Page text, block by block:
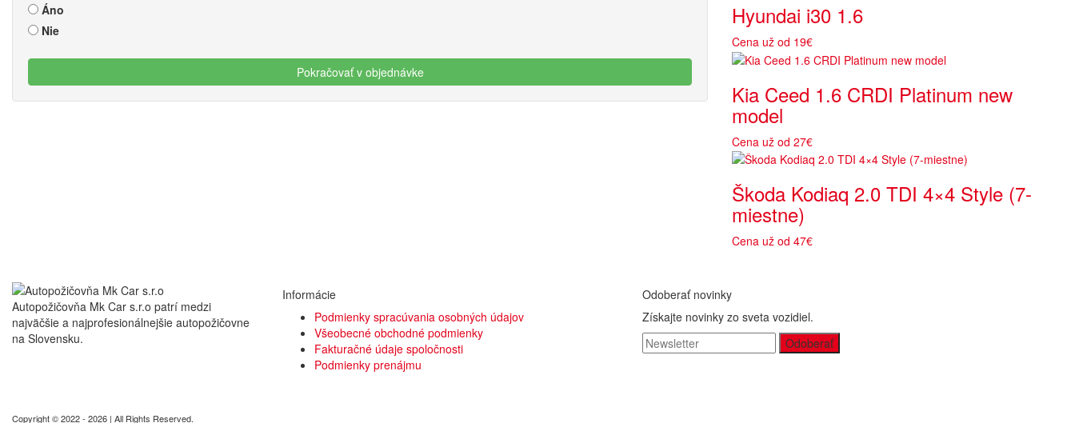
Áno
Nie
Hyundai i30 1.6
Cena už od 19€
Kia Ceed 1.6 CRDI Platinum new
model
Cena už od 27€
Škoda Kodiaq 2.0 TDI 4×4 Style (7-
miestne)
Cena už od 47€
Autopožičovňa Mk Car s.r.o patrí medzi
najväčšie a najprofesionálnejšie autopožičovne
na Slovensku.
Informácie
Podmienky spracúvania osobných údajov
Všeobecné obchodné podmienky
Fakturačné údaje spoločnosti
Podmienky prenájmu
Odoberať novinky
Získajte novinky zo sveta vozidiel.
Copyright © 2022 - 2026 | All Rights Reserved.